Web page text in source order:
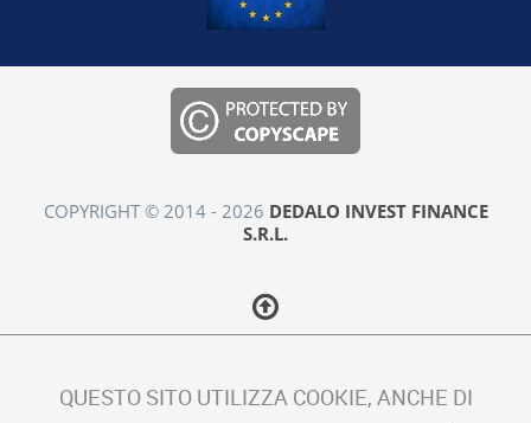
COPYRIGHT © 2014 - 2026 DEDALO INVEST FINANCE
S.R.L.
QUESTO SITO UTILIZZA COOKIE, ANCHE DI